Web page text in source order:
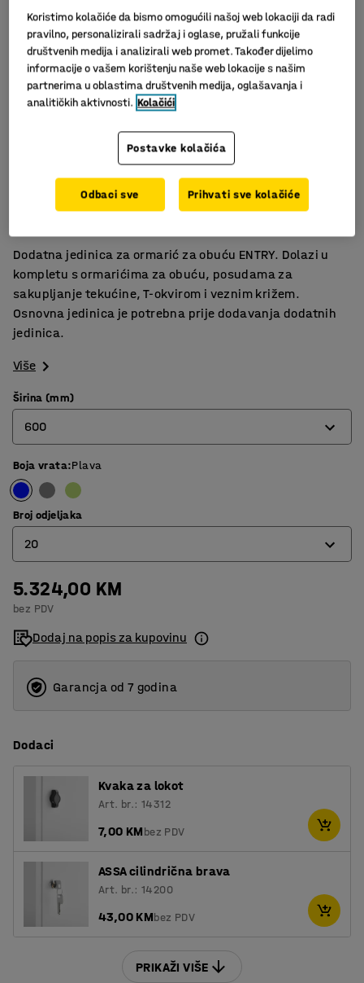
Metalna vrata
Brava za sigurno spremanje
Dodatna jedinica za ormarić za obuću ENTRY. Dolazi u
kompletu s ormarićima za obuću, posudama za
sakupljanje tekućine, T-okvirom i veznim križem.
Osnovna jedinica je potrebna prije dodavanja dodatnih
jedinica.
Više
Širina (mm)
600
600
900
Boja vrata:Plava
Broj odjeljaka
20
20
30
5.324,00 KM
bez PDV
Dodaj na popis za kupovinu
Garancja od 7 godina
Dodaci
Kvaka za lokot
Art. br.: 14312
7,00 KMbez PDV
ASSA cilindrična brava
Art. br.: 14200
43,00 KMbez PDV
PRIKAŽI VIŠE
Koristimo kolačiće da bismo omogućili našoj web lokaciji da radi
pravilno, personalizirali sadržaj i oglase, pružali funkcije
društvenih medija i analizirali web promet. Također dijelimo
informacije o vašem korištenju naše web lokacije s našim
partnerima u oblastima društvenih medija, oglašavanja i
analitičkih aktivnosti. Kolačići
Postavke kolačića
Odbaci sve Prihvati sve kolačiće